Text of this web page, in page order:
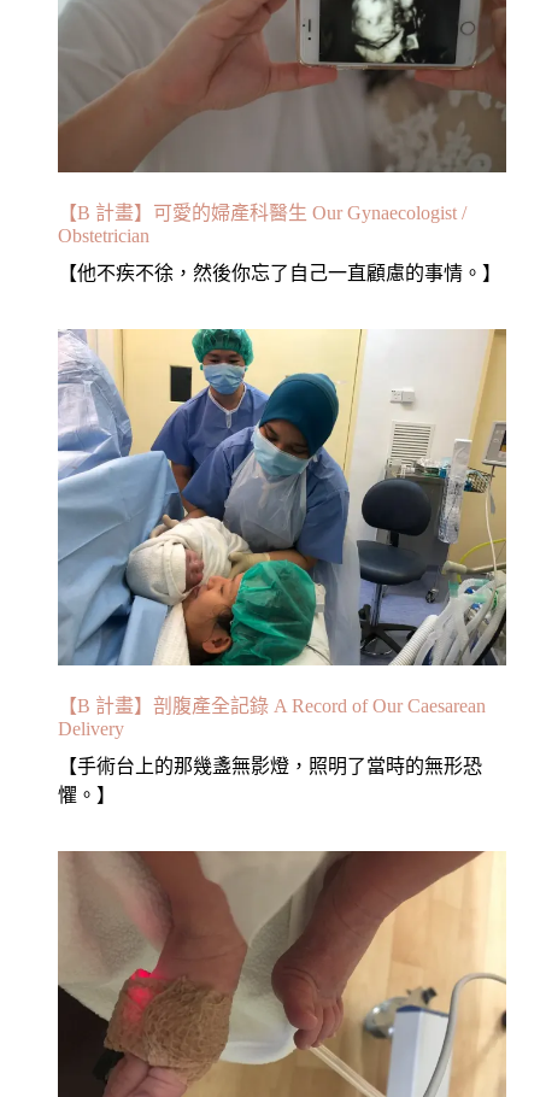
【B 計畫】可愛的婦產科醫生 Our Gynaecologist /
Obstetrician
【他不疾不徐，然後你忘了自己一直顧慮的事情。】
【B 計畫】剖腹產全記錄 A Record of Our Caesarean
Delivery
【手術台上的那幾盞無影燈，照明了當時的無形恐
懼。】